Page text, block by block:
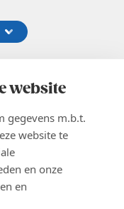
website
gegevens m.b.t.
website te
en onze
en